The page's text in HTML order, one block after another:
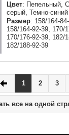
Цвет: Пепельный,
серый, Темно-синий
Размер: 158/164-
158/164-92-39, 170/
170/176-92-39, 182/
182/188-92-39
1 2 3
все на одной